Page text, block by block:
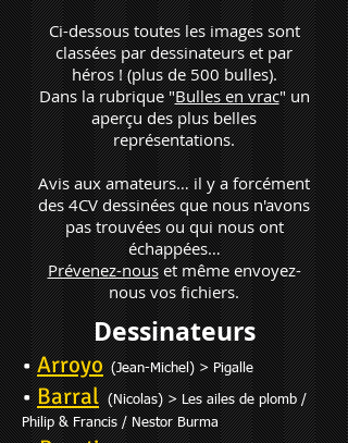
Ci-dessous toutes les images sont
classées par dessinateurs et par
héros ! (plus de 500 bulles).
Dans la rubrique "Bulles en vrac" un
aperçu des plus belles
représentations.
Avis aux amateurs… il y a forcément
des 4CV dessinées que nous n'avons
pas trouvées ou qui nous ont
échappées…
Prévenez-nouset même envoyez-
nous vos fichiers.
Dessinateurs
•Arroyo (Jean-Michel) > Pigalle
•Barral
(Nicolas) > Les ailes de plomb /
Philip & Francis / Nestor Burma